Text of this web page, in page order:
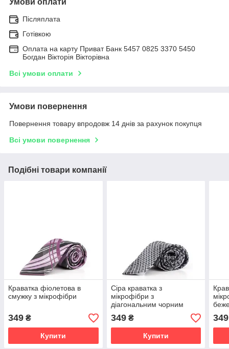
Післяплата
Готівкою
Оплата на карту Приват Банк 5457 0825 3370 5450
Богдан Вікторія Вікторівна
Всі умови оплати
Умови повернення
Повернення товару впродовж 14 днів за рахунок покупця
Всі умови повернення
Подібні товари компанії
Краватка фіолетова в
смужку з мікрофібри
349 ₴
Купити
Сіра краватка з
мікрофібри з
діагональним чорним
принтом
349₴
Купити
349